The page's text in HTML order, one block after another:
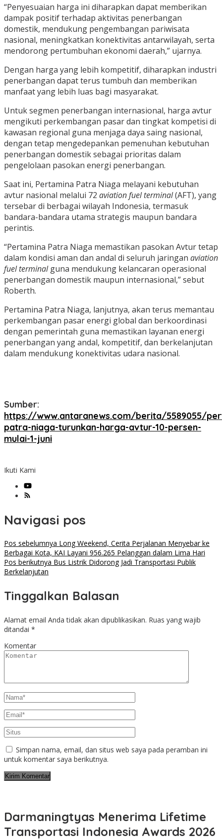
“Penyesuaian harga ini diharapkan dapat memberikan
dampak positif terhadap aktivitas penerbangan
domestik, mendukung pengembangan pariwisata
nasional, meningkatkan konektivitas antarwilayah, serta
mendorong pertumbuhan ekonomi daerah,” ujarnya.
Dengan harga yang lebih kompetitif, diharapkan industri
penerbangan dapat terus tumbuh dan memberikan
manfaat yang lebih luas bagi masyarakat.
Untuk segmen penerbangan internasional, harga avtur
mengikuti perkembangan pasar dan tingkat kompetisi di
kawasan regional guna menjaga daya saing nasional,
dengan tetap mengedepankan pemenuhan kebutuhan
penerbangan domestik sebagai prioritas dalam
pengelolaan pasokan energi penerbangan.
Saat ini, Pertamina Patra Niaga melayani kebutuhan
avtur nasional melalui 72 aviation fuel terminal(AFT), yang
tersebar di berbagai wilayah Indonesia, termasuk
bandara-bandara utama strategis maupun bandara
perintis.
“Pertamina Patra Niaga memastikan pasokan Avtur tetap
dalam kondisi aman dan andal di seluruh jaringan aviation
fuel terminalguna mendukung kelancaran operasional
penerbangan domestik maupun internasional,” sebut
Roberth.
Pertamina Patra Niaga, lanjutnya, akan terus memantau
perkembangan pasar energi global dan berkoordinasi
dengan pemerintah guna memastikan layanan energi
penerbangan yang andal, kompetitif, dan berkelanjutan
dalam mendukung konektivitas udara nasional.
Sumber:
https://www.antaranews.com/berita/5589055/
patra-niaga-turunkan-harga-avtur-10-persen-
mulai-1-juni
Ikuti Kami
Navigasi pos
Pos sebelumnya Long Weekend, Cerita Perjalanan Menyebar ke
Berbagai Kota, KAI Layani 956.265 Pelanggan dalam Lima Hari
Pos berikutnya Bus Listrik Didorong Jadi Transportasi Publik
Berkelanjutan
Tinggalkan Balasan
Alamat email Anda tidak akan dipublikasikan. Ruas yang wajib
ditandai *
Komentar
Simpan nama, email, dan situs web saya pada peramban ini
untuk komentar saya berikutnya.
Darmaningtyas Menerima Lifetime
Transportasi Indonesia Awards 2026